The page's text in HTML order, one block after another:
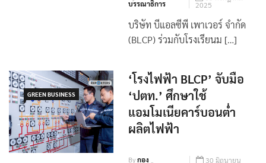
Byกอง
บรรณาธิการ
15 กรกฎาคม
2025
GREEN BUSINESS
‘โรงไฟฟ้า BLCP’ จับมือ
‘ปตท.’ ศึกษาใช้
แอมโมเนียคาร์บอนต่ำ
ผลิตไฟฟ้า